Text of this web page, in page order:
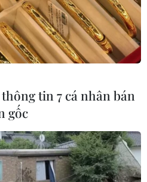
tin 7 cá nhân bán
gốc